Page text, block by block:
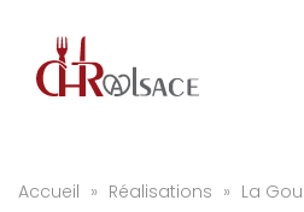
Accueil » Réalisations » La